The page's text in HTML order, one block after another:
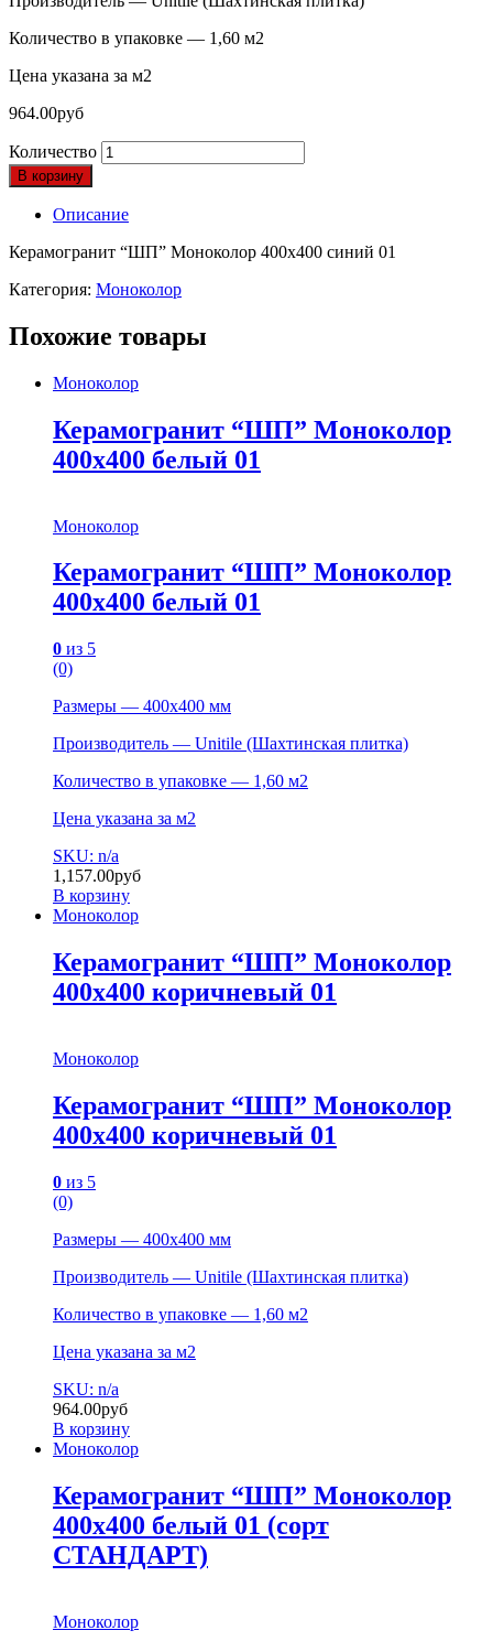
Количество в упаковке — 1,60 м2
Цена указана за м2
964.00руб
Количество
В корзину
Описание
Керамогранит “ШП” Моноколор 400х400 синий 01
Категория: Моноколор
Похожие товары
Моноколор
Керамогранит “ШП” Моноколор
400х400 белый 01
Моноколор
Керамогранит “ШП” Моноколор
400х400 белый 01
0 из 5
(0)
Размеры — 400х400 мм
Производитель — Unitile (Шахтинская плитка)
Количество в упаковке — 1,60 м2
Цена указана за м2
SKU: n/a
1,157.00руб
В корзину
Моноколор
Керамогранит “ШП” Моноколор
400х400 коричневый 01
Моноколор
Керамогранит “ШП” Моноколор
400х400 коричневый 01
0 из 5
(0)
Размеры — 400х400 мм
Производитель — Unitile (Шахтинская плитка)
Количество в упаковке — 1,60 м2
Цена указана за м2
SKU: n/a
964.00руб
В корзину
Моноколор
Керамогранит “ШП” Моноколор
400х400 белый 01 (сорт
СТАНДАРТ)
Моноколор